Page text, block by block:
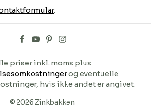
.
© 2026 Zinkbakken
priser inkl. moms plus
og eventuelle
hvis ikke andet er angivet.